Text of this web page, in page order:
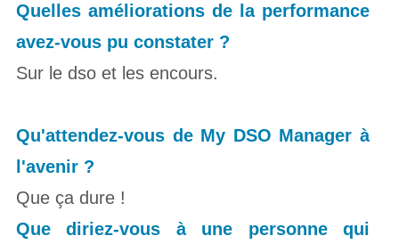
Quelles améliorations de la performance
avez-vous pu constater ?
Sur le dso et les encours.
Qu'attendez-vous de My DSO Manager à
l'avenir ?
Que ça dure !
Que diriez-vous à une personne qui